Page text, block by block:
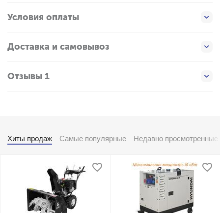
Условия оплаты
Доставка и самовывоз
Отзывы 1
Хиты продаж Самые популярные Недавно просмотренные